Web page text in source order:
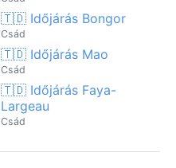
🇹🇩 Időjárás Bongor
Csád
🇹🇩 Időjárás Mao
Csád
🇹🇩 Időjárás Faya-
Largeau
Csád